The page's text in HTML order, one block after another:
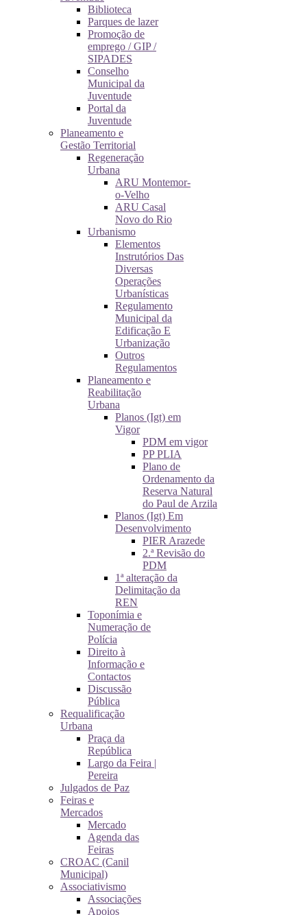
Biblioteca
Parques de lazer
Promoção de
emprego / GIP /
SIPADES
Conselho
Municipal da
Juventude
Portal da
Juventude
Planeamento e
Gestão Territorial
Regeneração
Urbana
ARU Montemor-
o-Velho
ARU Casal
Novo do Rio
Urbanismo
Elementos
Instrutórios Das
Diversas
Operações
Urbanísticas
Regulamento
Municipal da
Edificação E
Urbanização
Outros
Regulamentos
Planeamento e
Reabilitação
Urbana
Planos (Igt) em
Vigor
PDM em vigor
PP PLIA
Plano de
Ordenamento da
Reserva Natural
do Paul de Arzila
Planos (Igt) Em
Desenvolvimento
PIER Arazede
2.ª Revisão do
PDM
1ª alteração da
Delimitação da
REN
Toponímia e
Numeração de
Polícia
Direito à
Informação e
Contactos
Discussão
Pública
Requalificação
Urbana
Praça da
República
Largo da Feira |
Pereira
Julgados de Paz
Feiras e
Mercados
Mercado
Agenda das
Feiras
CROAC (Canil
Municipal)
Associativismo
Associações
Apoios